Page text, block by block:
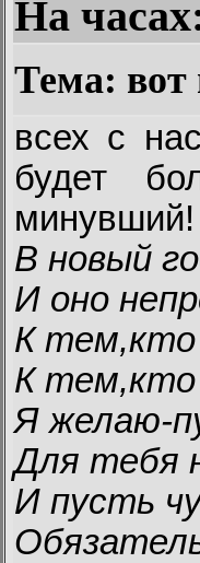
На
Тема: вот
всех с
будет
минувший!
В новый
И оно
К тем,кто
К тем,кто
Я желаю-
Для тебя
И пусть